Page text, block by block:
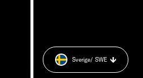
Sverige/ SWE